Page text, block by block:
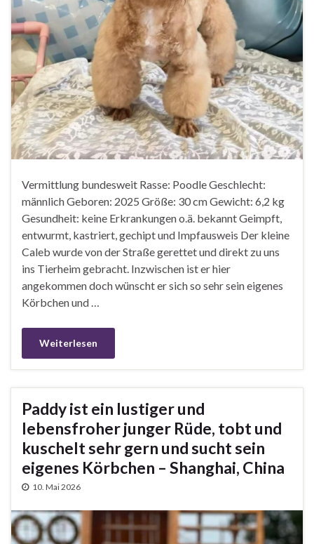
Vermittlung bundesweit Rasse: Poodle Geschlecht:
männlich Geboren: 2025 Größe: 30 cm Gewicht: 6,2 kg
Gesundheit: keine Erkrankungen o.ä. bekannt Geimpft,
entwurmt, kastriert, gechipt und Impfausweis Der kleine
Caleb wurde von der Straße gerettet und direkt zu uns
ins Tierheim gebracht. Inzwischen ist er hier
angekommen doch wünscht er sich so sehr sein eigenes
Körbchen und …
Weiterlesen
Paddy ist ein lustiger und
lebensfroher junger Rüde, tobt und
kuschelt sehr gern und sucht sein
eigenes Körbchen – Shanghai, China
10. Mai 2026